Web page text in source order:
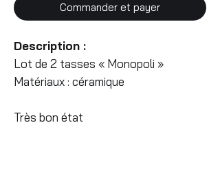
Commander et payer
Description :
Lot de 2 tasses « Monopoli »
Matériaux : céramique
Très bon état